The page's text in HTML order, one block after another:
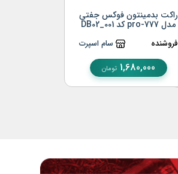
راکت بدمینتون فوکس جفتی
مدل pro-777 کد DB02_001
فروشنده سام اسپرت
1,680,000 تومان